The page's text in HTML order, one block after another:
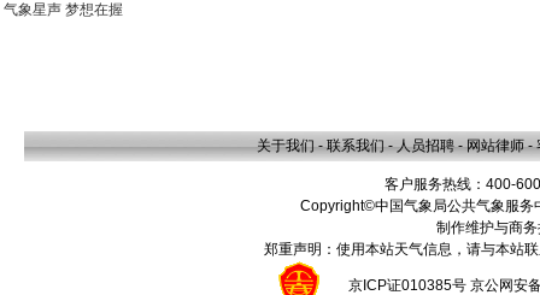
气象星声 梦想在握
关于我们 - 联系我们 - 人员招聘 - 网站律师 -
客户服务热线：400-
Copyright©中国气象局公共气象服
制作维护与商
郑重声明：使用本站天气信息，请与本站
京ICP证010385号 京公网安